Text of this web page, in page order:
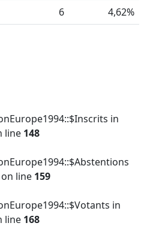
6 4,62%
in
line 148
on line 159
in
line 168